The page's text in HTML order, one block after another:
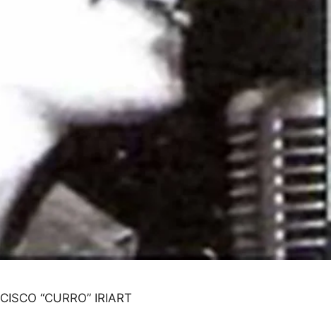
“CURRO” IRIART